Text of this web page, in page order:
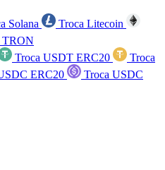
Solana
Troca Litecoin
TRON
Troca USDT ERC20
Troca
ERC20
Troca USDC